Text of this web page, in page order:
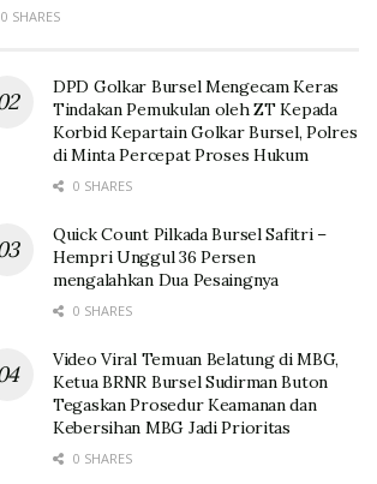
0 SHARES
DPD Golkar Bursel Mengecam Keras
Tindakan Pemukulan oleh ZT Kepada
Korbid Kepartain Golkar Bursel, Polres
di Minta Percepat Proses Hukum
0 SHARES
Quick Count Pilkada Bursel Safitri –
Hempri Unggul 36 Persen
mengalahkan Dua Pesaingnya
0 SHARES
Video Viral Temuan Belatung di MBG,
Ketua BRNR Bursel Sudirman Buton
Tegaskan Prosedur Keamanan dan
Kebersihan MBG Jadi Prioritas
0 SHARES